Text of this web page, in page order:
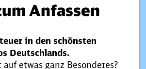
Anfassen
in den schönsten
Deutschlands.
auf etwas ganz Besonderes?